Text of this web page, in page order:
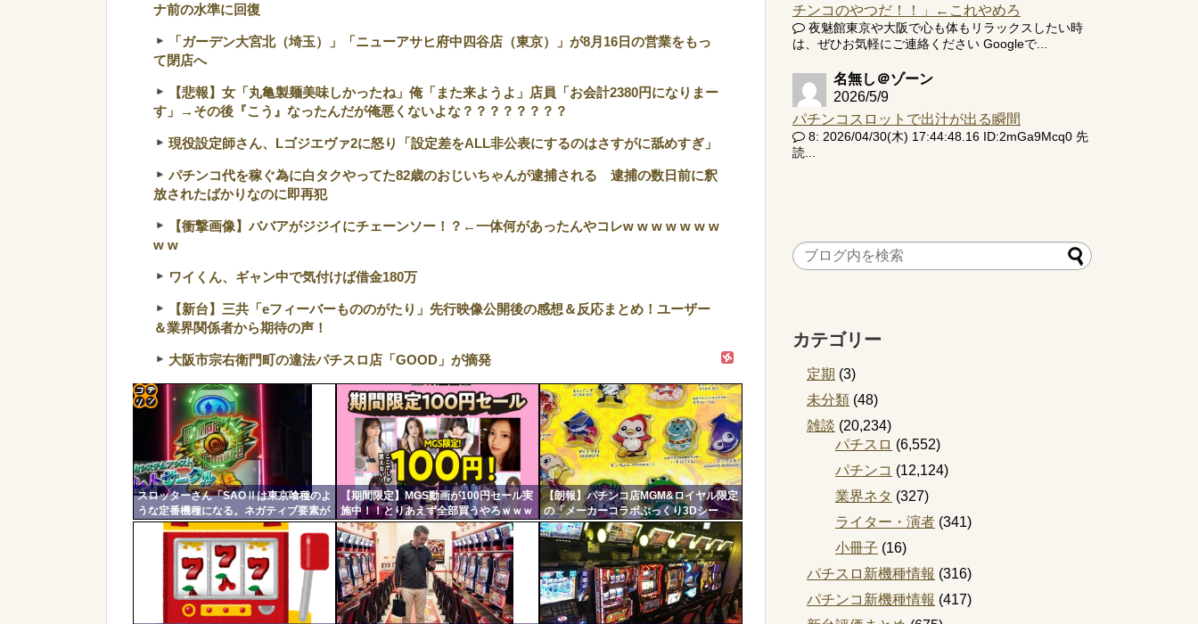
ナ前の水準に回復
「ガーデン大宮北（埼玉）」「ニューアサヒ府中四谷店（東京）」が8月16日の営業をもっ
て閉店へ
【悲報】女「丸亀製麺美味しかったね」俺「また来ようよ」店員「お会計2380円になりまー
す」→その後『こう』なったんだが俺悪くないよな？？？？？？？？
現役設定師さん、Lゴジエヴァ2に怒り「設定差をALL非公表にするのはさすがに舐めすぎ」
パチンコ代を稼ぐ為に白タクやってた82歳のおじいちゃんが逮捕される 逮捕の数日前に釈
放されたばかりなのに即再犯
【衝撃画像】ババアがジジイにチェーンソー！？←一体何があったんやコレw w w w w w w
w w
ワイくん、ギャン中で気付けば借金180万
【新台】三共「eフィーバーもののがたり」先行映像公開後の感想＆反応まとめ！ユーザー
＆業界関係者から期待の声！
大阪市宗右衛門町の違法パチスロ店「GOOD」が摘発
スロッターさん「SAOⅡは東京喰種のよ
うな定番機種になる。ネガティブ要素が
無さすぎてズルいレベル」「バレットサ
ークルは唯一無二」
【期間限定】MGS動画が100円セール実
施中！！とりあえず全部買うやろｗｗｗ
ｗｗ
【朗報】パチンコ店MGM&ロイヤル限定
の「メーカーコラボぷっくり3Dシー
ル」が可愛いと話題に！限定生産3000
枚らしい
- 固
定リ
ンク
チンコのやつだ！！」←これやめろ
夜魅館東京や大阪で心も体もリラックスしたい時
は、ぜひお気軽にご連絡ください Googleで...
名無し＠ゾーン
2026/5/9
パチンコスロットで出汁が出る瞬間
8: 2026/04/30(木) 17:44:48.16 ID:2mGa9Mcq0 先
読...
カテゴリー
定期 (3)
未分類 (48)
雑談 (20,234)
パチスロ (6,552)
パチンコ (12,124)
業界ネタ (327)
ライター・演者 (341)
小冊子 (16)
パチスロ新機種情報 (316)
パチンコ新機種情報 (417)